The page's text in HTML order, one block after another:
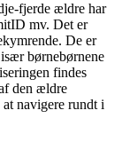
fjerde ældre har
mv. Det er
De er
børnebørnene
findes
den ældre
navigere rundt i